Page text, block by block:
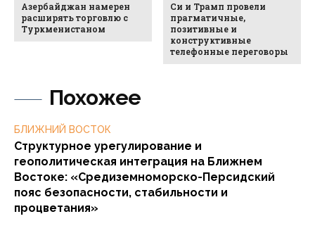
Похожее
БЛИЖНИЙ ВОСТОК
Структурное урегулирование и
геополитическая интеграция на Ближнем
Востоке: «Средиземноморско-Персидский
пояс безопасности, стабильности и
процветания»
Азербайджан намерен
расширять торговлю с
Туркменистаном
Си и Трамп провели
прагматичные,
позитивные и
конструктивные
телефонные переговоры